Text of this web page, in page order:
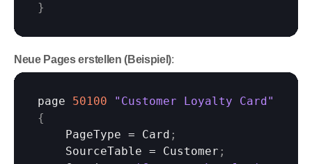
}
Neue Pages erstellen (Beispiel):
page 50100
"Customer Loyalty Card"
{
PageType = Card ;
SourceTable = Customer ;